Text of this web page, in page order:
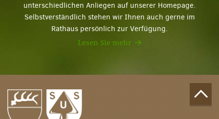
unterschiedlichen Anliegen auf unserer Homepage.
Selbstverständlich stehen wir Ihnen auch gerne im
Rathaus persönlich zur Verfügung.
Lesen Sie mehr